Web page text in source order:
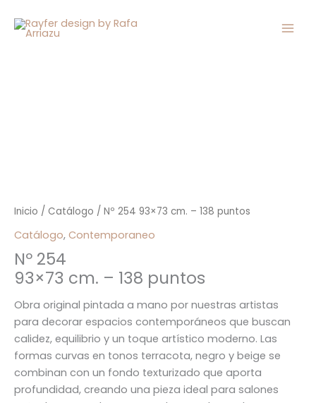
Inicio / Catálogo / Nº 254 93×73 cm. – 138 puntos
Catálogo, Contemporaneo
Nº 254
93×73 cm. – 138 puntos
Obra original pintada a mano por nuestras artistas
para decorar espacios contemporáneos que buscan
calidez, equilibrio y un toque artístico moderno. Las
formas curvas en tonos terracota, negro y beige se
combinan con un fondo texturizado que aporta
profundidad, creando una pieza ideal para salones